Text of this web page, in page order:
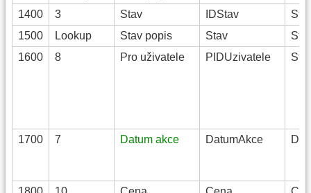
1400
3 Stav IDStav
1500
Lookup Stav popis Stav
1600
8 Pro uživatele PIDUzivatele
1700 7 Datum akce DatumAkce